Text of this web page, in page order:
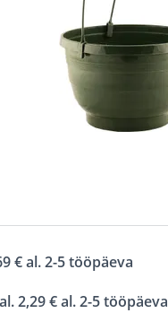
€ al. 2-5 tööpäeva
2,29 € al. 2-5 tööpäeva